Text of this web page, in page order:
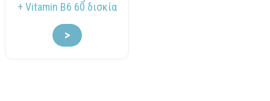
+ Vitamin B6 60 δισκία
>